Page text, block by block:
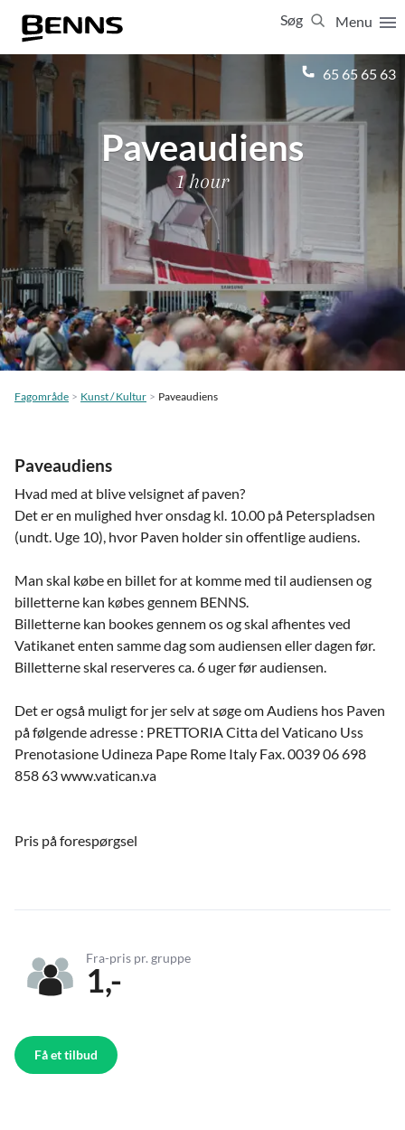
Menu
Søg
65 65 65 63
Paveaudiens
1 hour
Fagområde Kunst / Kultur Paveaudiens
Paveaudiens
Hvad med at blive velsignet af paven?
Det er en mulighed hver onsdag kl. 10.00 på Peterspladsen
(undt. Uge 10), hvor Paven holder sin offentlige audiens.
Man skal købe en billet for at komme med til audiensen og
billetterne kan købes gennem BENNS.
Billetterne kan bookes gennem os og skal afhentes ved
Vatikanet enten samme dag som audiensen eller dagen før.
Billetterne skal reserveres ca. 6 uger før audiensen.
Det er også muligt for jer selv at søge om Audiens hos Paven
på følgende adresse : PRETTORIA Citta del Vaticano Uss
Prenotasione Udineza Pape Rome Italy Fax. 0039 06 698
858 63 www.vatican.va
Pris på forespørgsel
Fra-pris pr. gruppe
1,-
Få et tilbud
Luk
Vis resultater for: Alle
Firma- og temarejser
Studierejser